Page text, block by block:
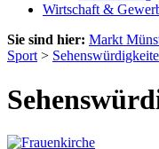
Wirtschaft &
Sie sind hier: Markt
Sport >